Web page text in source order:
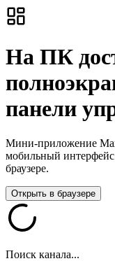
На ПК
панели
Мини-приложение
мобильный
браузере.
Открыть в браузере
Поиск канала...